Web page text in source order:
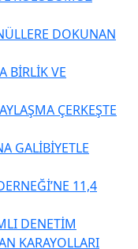
DOKUNAN
BİRLİK VE
ÇERKEŞTE
GALİBİYETLE
11,4
DENETİM
KARAYOLLARI